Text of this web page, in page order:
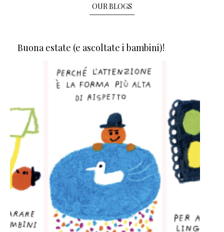
OUR BLOGS
Buona estate (e ascoltate i bambini)!